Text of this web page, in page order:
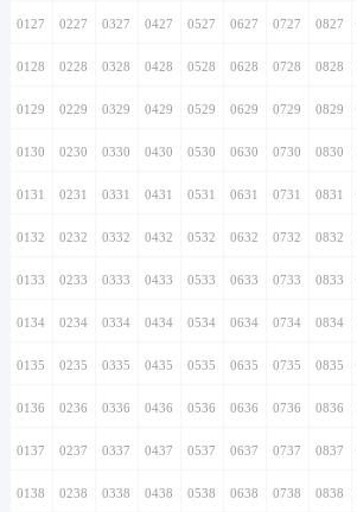
0127 0227 0327 0427 0527 0627 0727 0827
0128 0228 0328 0428 0528 0628 0728 0828
0129 0229 0329 0429 0529 0629 0729 0829
0130 0230 0330 0430 0530 0630 0730 0830
0131 0231 0331 0431 0531 0631 0731 0831
0132 0232 0332 0432 0532 0632 0732 0832
0133 0233 0333 0433 0533 0633 0733 0833
0134 0234 0334 0434 0534 0634 0734 0834
0135 0235 0335 0435 0535 0635 0735 0835
0136 0236 0336 0436 0536 0636 0736 0836
0137 0237 0337 0437 0537 0637 0737 0837
0138 0238 0338 0438 0538 0638 0738 0838